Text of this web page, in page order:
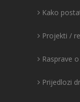
Kako
Projekti /
Rasprave
Prijedlozi